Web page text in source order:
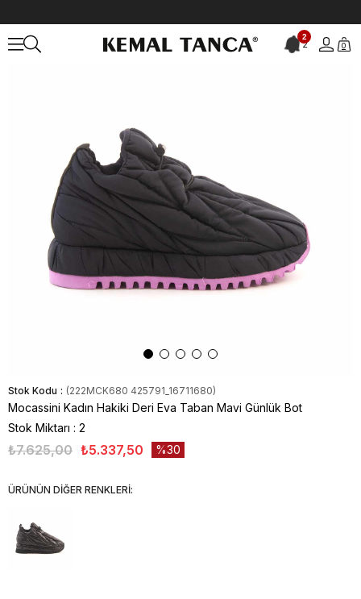
2
2 0
Stok Kodu (222MCK680 425791_16711680)
Mocassini Kadın Hakiki Deri Eva Taban Mavi Günlük Bot
Stok Miktarı : 2
₺7.625,00 ₺5.337,50 30
ÜRÜNÜN DİĞER RENKLERİ: